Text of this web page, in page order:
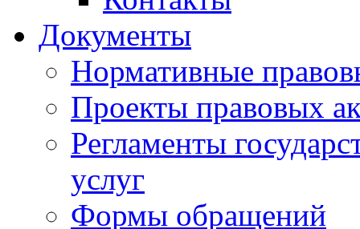
Документы
Нормативные
Проекты правовых
Регламенты
услуг
Формы обращений